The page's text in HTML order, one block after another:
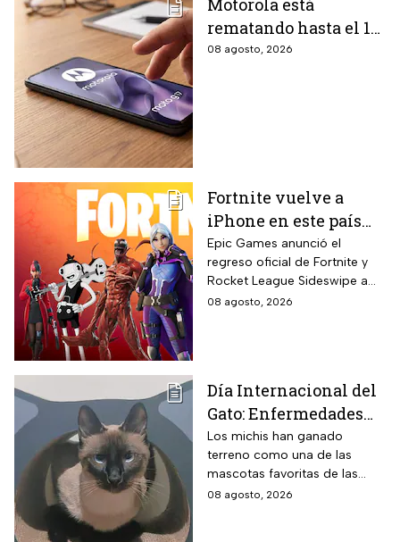
rematando hasta el 19
de agosto el celular
08 agosto, 2026
Fortnite vuelve a
iPhone en este país
latinoamericano tras
acuerdo oficial con
Apple en 2026
Epic Games anunció el
regreso oficial de Fortnite y
Rocket League Sideswipe a
iPhones ubicados en Brasil
Apple en junio a las reglas de
su App Store brasileña para
cumplir con requisitos de las
autoridades locales.
08 agosto, 2026
Día Internacional del
Gato: Enfermedades
más comunes y cómo
cuidar a estos felinos
Los michis han ganado
terreno como una de las
mascotas favoritas de las
familias mexicanas y hoy 8 de
08 agosto, 2026